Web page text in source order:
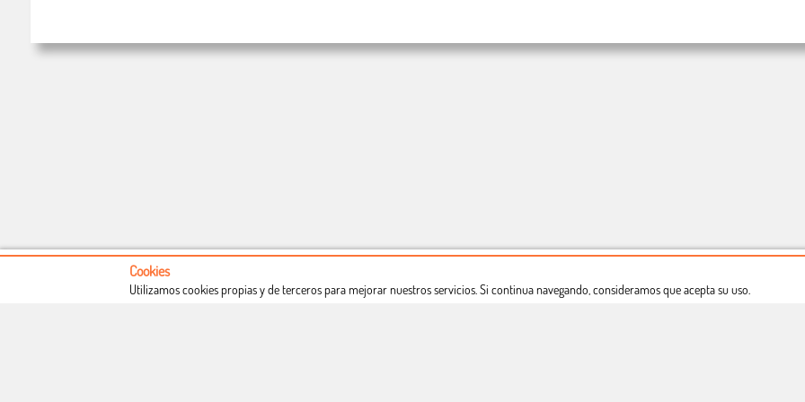
Condiciones de uso Proceso de compra Dónde estamos Política privacidad Derecho a desistimiento
Cookies
Utilizamos cookies propias y de terceros para mejorar nuestros servicios. Si continua navegando, consideramos que acepta su uso.